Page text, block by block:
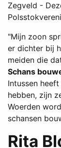
Zegveld -
"Mijn zoon
er dichter bij
meiden die
Schans
Intussen
hebben, zijn
Woerden
schansen
Rita